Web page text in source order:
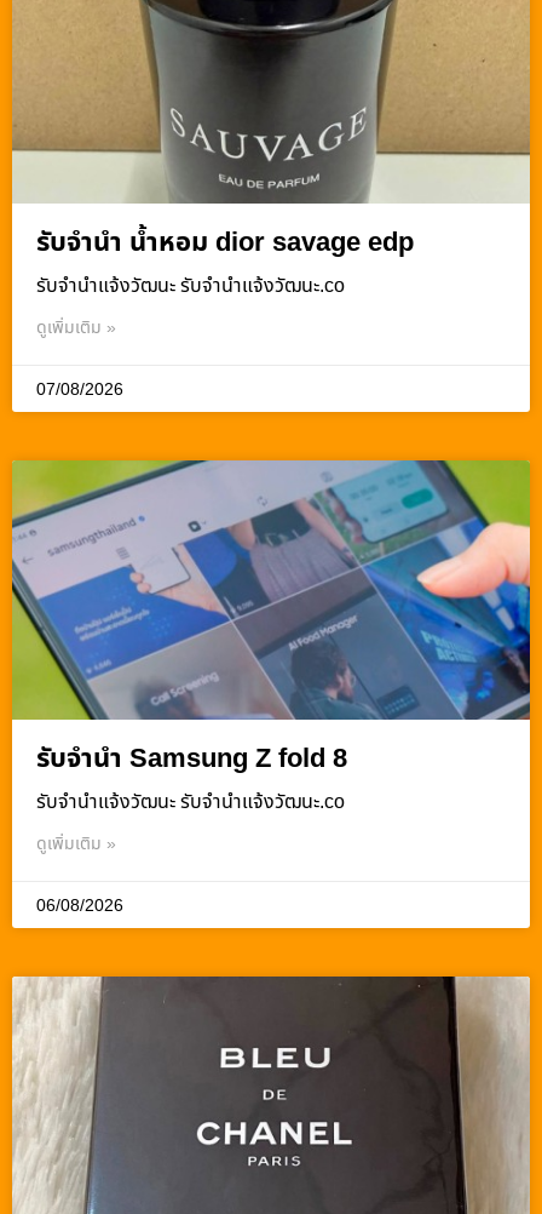
รับจำนำ น้ำหอม dior savage edp
รับจํานําแจ้งวัฒนะ รับจํานําแจ้งวัฒนะ.co
ดูเพิ่มเติม »
07/08/2026
รับจำนำ Samsung Z fold 8
รับจํานําแจ้งวัฒนะ รับจํานําแจ้งวัฒนะ.co
ดูเพิ่มเติม »
06/08/2026